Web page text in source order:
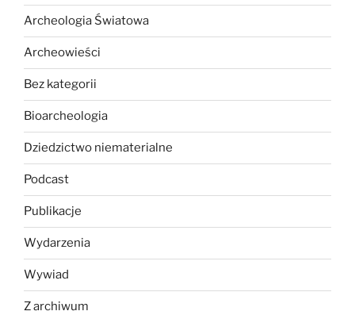
Archeologia Światowa
Archeowieści
Bez kategorii
Bioarcheologia
Dziedzictwo niematerialne
Podcast
Publikacje
Wydarzenia
Wywiad
Z archiwum